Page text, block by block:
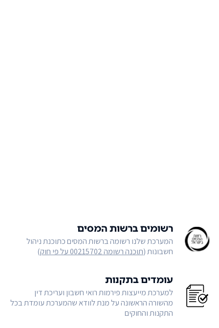
רשומים ברשות המסים
המערכת שלנו רשומה ברשות המסים כתוכנת ניהול
חשבונות (תוכנה רשומה 00215702 על פי חוק )
עומדים בתקנות
למערכת מייעצות פירמות רואי חשבון ועריכת דין
מהשורה הראשונה על מנת לוודא שהמערכת עומדת בכל
התקנות והחוקים